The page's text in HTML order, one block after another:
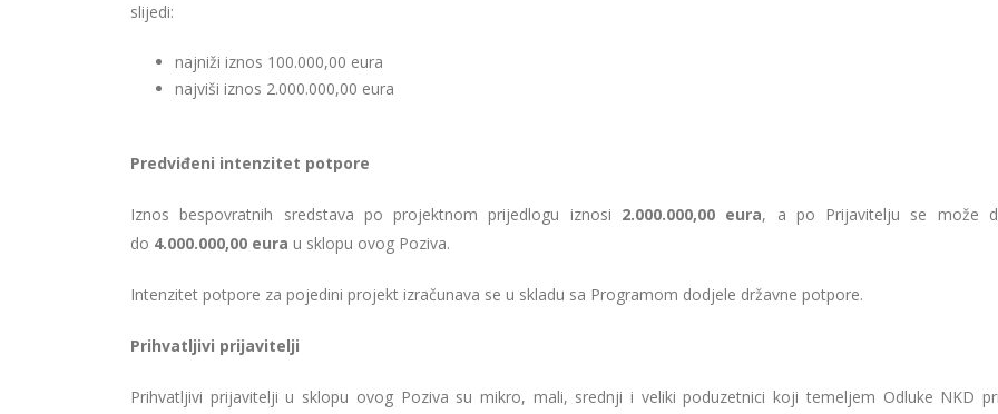
slijedi:
najniži iznos 100.000,00 eura
najviši iznos 2.000.000,00 eura
Predviđeni intenzitet potpore
Iznos bespovratnih sredstava po projektnom prijedlogu iznosi 2.000.000,00 eura, a po Prijavitelju se može
do 4.000.000,00 eura u sklopu ovog Poziva.
Intenzitet potpore za pojedini projekt izračunava se u skladu sa Programom dodjele državne potpore.
Prihvatljivi prijavitelji
Prihvatljivi prijavitelji u sklopu ovog Poziva su mikro, mali, srednji i veliki poduzetnici koji temeljem Odluke NKD